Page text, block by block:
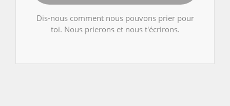
Dis-nous comment nous pouvons prier pour
toi. Nous prierons et nous t'écrirons.